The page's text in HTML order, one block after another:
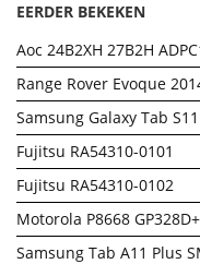
EERDER BEKEKEN
Aoc 24B2XH 27B2H
Range Rover Evoque
Samsung Galaxy Tab
Fujitsu RA54310-0101
Fujitsu RA54310-0102
Motorola P8668
Samsung Tab A11 Plus